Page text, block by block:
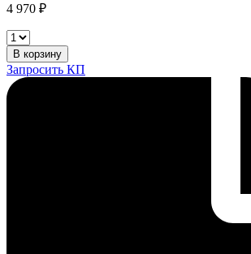
4 970 ₽
Сварог
УР-6-
5
количество
В корзину
Запросить КП